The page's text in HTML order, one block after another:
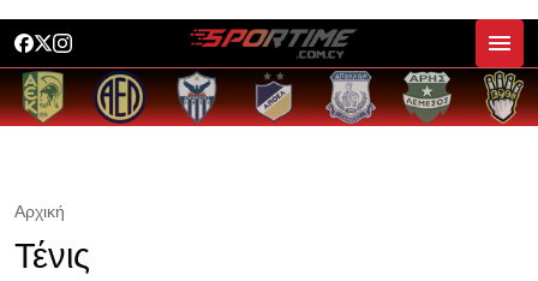
Αρχική
Τένις